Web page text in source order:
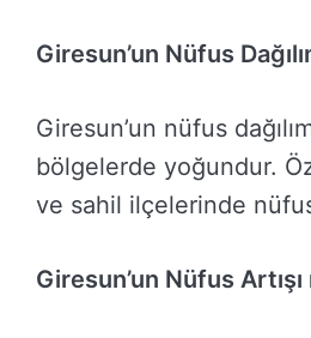
Giresun’un Nüfus
Giresun’un nüfus
bölgelerde yoğundur.
ve sahil ilçelerinde
Giresun’un Nüfus Artışı